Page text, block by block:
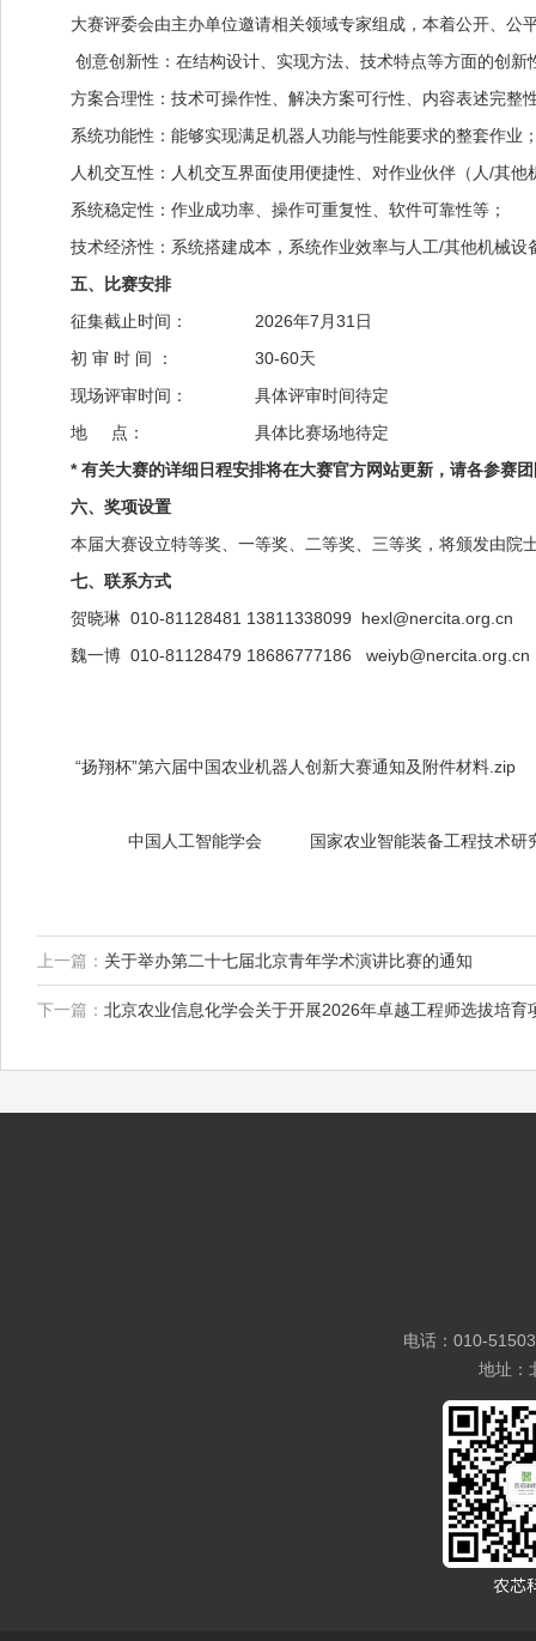
大赛评委会由主办单位邀请相关领域专家组成，本着公开、公
创意创新性：在结构设计、实现方法、技术特点等方面的创新
方案合理性：技术可操作性、解决方案可行性、内容表述完整
系统功能性：能够实现满足机器人功能与性能要求的整套作业
人机交互性：人机交互界面使用便捷性、对作业伙伴（人/其他
系统稳定性：作业成功率、操作可重复性、软件可靠性等；
技术经济性：系统搭建成本，系统作业效率与人工/其他机械设
五、比赛安排
征集截止时间：
2026年7月31日
初 审 时 间 ：
30-60天
现场评审时间：
具体评审时间待定
地 点：
具体比赛场地待定
* 有关大赛的详细日程安排将在大赛官方网站更新，请各参赛团
六、奖项设置
本届大赛设立特等奖、一等奖、二等奖、三等奖，将颁发由院
七、联系方式
贺晓琳 010-81128481 13811338099 hexl@nercita.org.cn
魏一博 010-81128479 18686777186 weiyb@nercita.org.cn
“扬翔杯”第六届中国农业机器人创新大赛通知及附件材料.zip
中国人工智能学会 国家农业智能装备工程技术研究
上一篇： 关于举办第二十七届北京青年学术演讲比赛的通知
下一篇： 北京农业信息化学会关于开展2026年卓越工程师选拔培育
电话：010-
地址：